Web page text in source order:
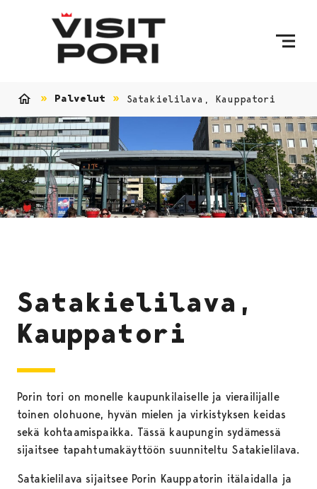
Palvelut Satakielilava, Kauppatori
Satakielilava,
Kauppatori
Porin tori on monelle kaupunkilaiselle ja vierailijalle
toinen olohuone, hyvän mielen ja virkistyksen keidas
sekä kohtaamispaikka. Tässä kaupungin sydämessä
sijaitsee tapahtumakäyttöön suunniteltu Satakielilava.
Satakielilava sijaitsee Porin Kauppatorin itälaidalla ja